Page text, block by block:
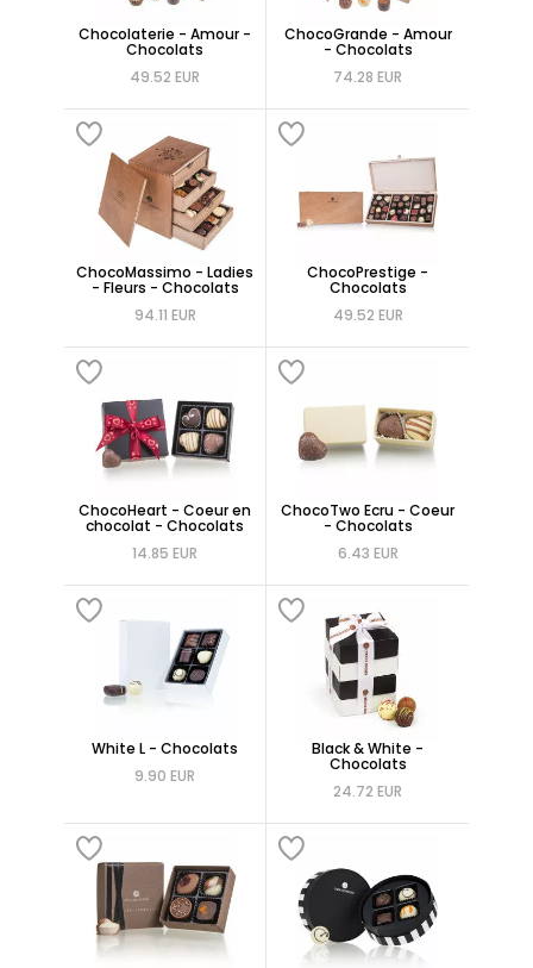
Chocolaterie - Amour -
Chocolats
49.52 EUR
ChocoGrande - Amour
- Chocolats
74.28 EUR
ChocoMassimo - Ladies
- Fleurs - Chocolats
94.11 EUR
ChocoPrestige -
Chocolats
49.52 EUR
ChocoHeart - Coeur en
chocolat - Chocolats
14.85 EUR
ChocoTwo Ecru - Coeur
- Chocolats
6.43 EUR
White L - Chocolats
9.90 EUR
Black & White -
Chocolats
24.72 EUR